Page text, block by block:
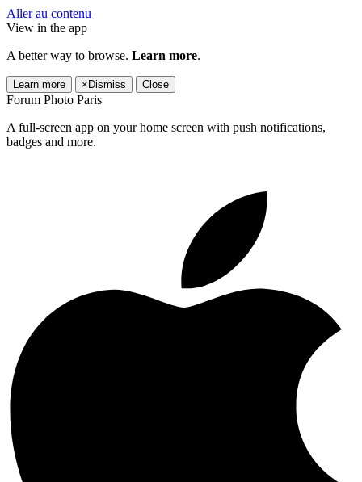
Aller au contenu
View in the app
A better way to browse. Learn more.
Learn more × Dismiss Close
Forum Photo Paris
A full-screen app on your home screen with push notifications,
badges and more.